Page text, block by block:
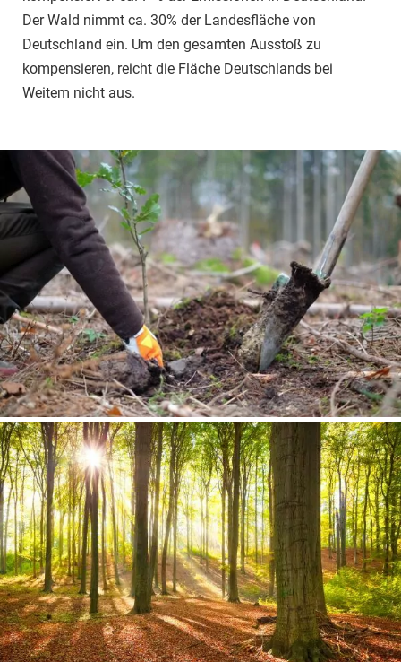
Der Wald nimmt ca. 30% der Landesfläche von
Deutschland ein. Um den gesamten Ausstoß zu
kompensieren, reicht die Fläche Deutschlands bei
Weitem nicht aus.